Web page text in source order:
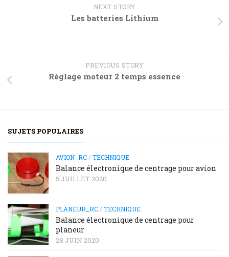
NEXT STORY
Les batteries Lithium
PREVIOUS STORY
Réglage moteur 2 temps essence
SUJETS POPULAIRES
AVION_RC/TECHNIQUE
Balance électronique de centrage pour avion
5 JUILLET 2020
PLANEUR_RC/TECHNIQUE
Balance électronique de centrage pour
planeur
28 JUIN 2020